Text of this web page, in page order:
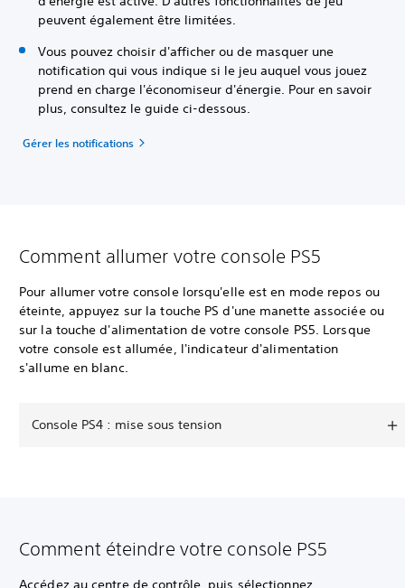
peuvent également être limitées.
Vous pouvez choisir d'afficher ou de masquer une
notification qui vous indique si le jeu auquel vous jouez
prend en charge l'économiseur d'énergie. Pour en savoir
plus, consultez le guide ci-dessous.
Gérer les notifications
Comment allumer votre console PS5
Pour allumer votre console lorsqu'elle est en mode repos ou
éteinte, appuyez sur la touche PS d'une manette associée ou
sur la touche d'alimentation de votre console PS5. Lorsque
votre console est allumée, l'indicateur d'alimentation
s'allume en blanc.
Console PS4 : mise sous tension
Comment éteindre votre console PS5
Accédez au centre de contrôle, puis sélectionnez